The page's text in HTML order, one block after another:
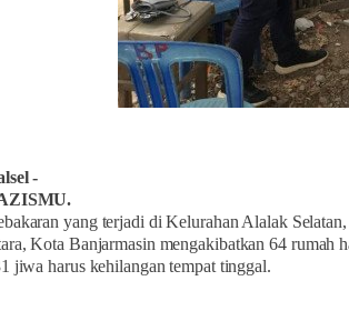
-
yang terjadi di Kelurahan Alalak
Kota Banjarmasin mengakibatkan 64 rumah
jiwa harus kehilangan tempat tinggal.